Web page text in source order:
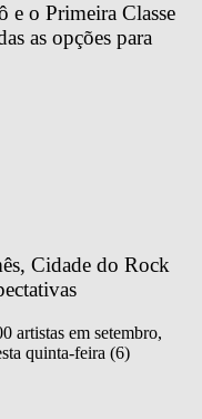
o Primeira Classe
as opções para
Cidade do Rock
artistas em setembro,
quinta-feira (6)